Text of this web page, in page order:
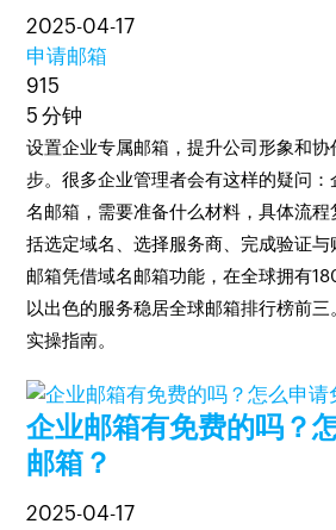
2025-04-17
申请邮箱
915
5 分钟
设置企业专属邮箱，提升公司形象和
步。很多企业管理者会有这样的疑问
名邮箱，需要准备什么材料，具体流
括选定域名、选择服务商、完成验证
邮箱凭借域名邮箱功能，在全球拥有
以出色的服务稳居全球邮箱排行榜前
实操指南。
企业邮箱有免费的吗？
邮箱？
2025-04-17